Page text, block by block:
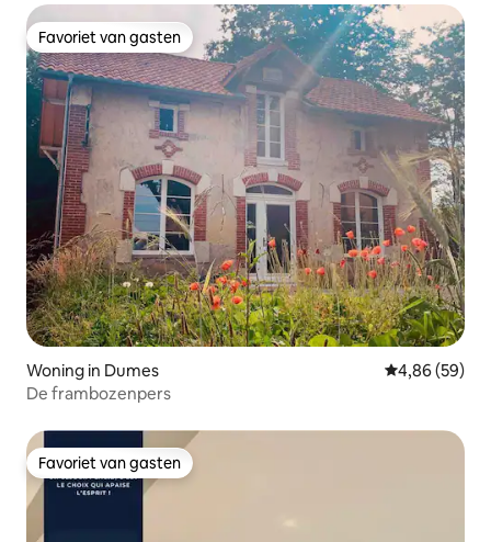
Favoriet van gasten
Favoriet van gasten
Woning in Dumes Gemiddelde
4,86 (59)
De frambozenpers
Favoriet van gasten
Favoriet van gasten